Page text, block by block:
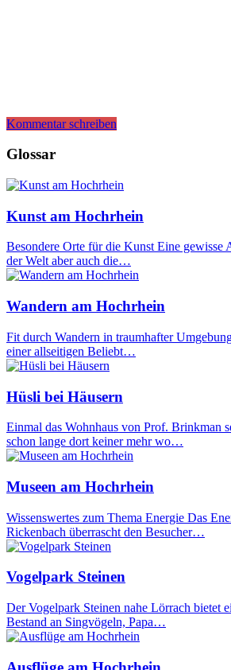
Kommentar schreiben
Glossar
Kunst am Hochrhein
Besondere Orte für die Kunst Eine gewisse
der Welt aber auch die…
Wandern am Hochrhein
Fit durch Wandern in traumhafter
einer allseitigen Beliebt…
Hüsli bei Häusern
Einmal das Wohnhaus von Prof. Brinkman
schon lange dort keiner mehr wo…
Museen am Hochrhein
Wissenswertes zum Thema Energie Das
Rickenbach überrascht den Besucher…
Vogelpark Steinen
Der Vogelpark Steinen nahe Lörrach bietet
Bestand an Singvögeln, Papa…